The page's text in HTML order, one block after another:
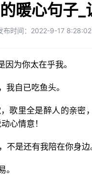
暖心句子
布时间：2022-9-17 8:28:02
因为你太在乎我。
我自已吃鱼头。
歌里全是醉人的亲密
心情意！
不是还有我陪在你身边
。